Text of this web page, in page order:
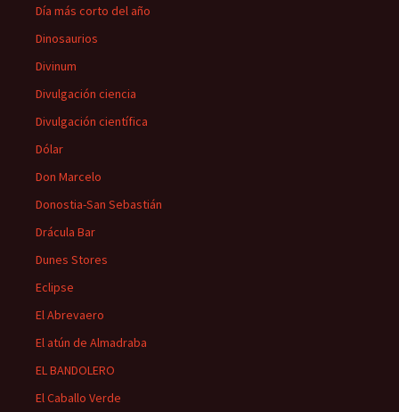
Día más corto del año
Dinosaurios
Divinum
Divulgación ciencia
Divulgación científica
Dólar
Don Marcelo
Donostia-San Sebastián
Drácula Bar
Dunes Stores
Eclipse
El Abrevaero
El atún de Almadraba
EL BANDOLERO
El Caballo Verde